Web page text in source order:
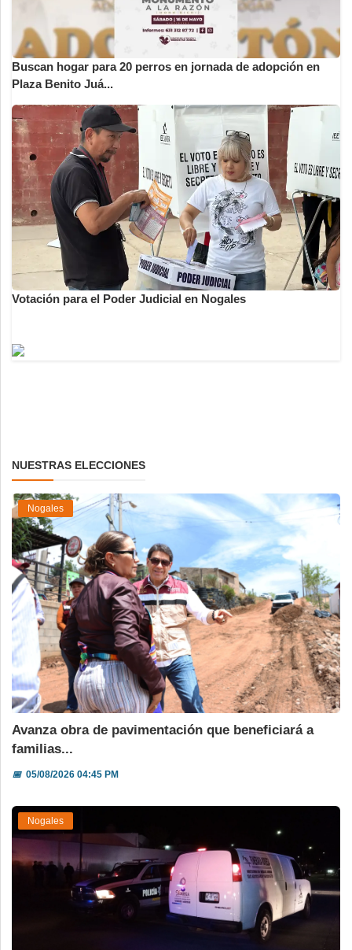
Buscan hogar para 20 perros en jornada de adopción en
Plaza Benito Juá...
Votación para el Poder Judicial en Nogales
NUESTRAS ELECCIONES
Nogales
Avanza obra de pavimentación que beneficiará a
familias...
📅05/08/2026 04:45 PM
Nogales